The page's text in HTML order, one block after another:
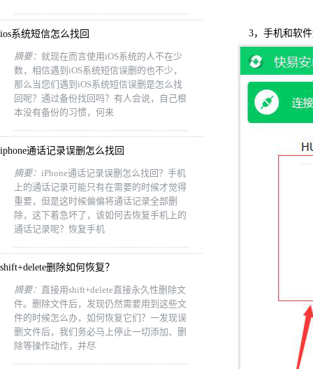
ios系统短信怎么找回
摘要： 就现在而言使用iOS系统的人不在少
数，相信遇到iOS系统短信误删的也不少，
那么当您们遇到iOS系统短信误删是怎么找
回呢？通过备份找回吗？有人会说，自己根
本没有备份的习惯，何来
iphone通话记录误删怎么找回
摘要： iPhone通话记录误删怎么找回？手机
上的通话记录可能只有在需要的时候才觉得
重要，但是这时候偏偏将通话记录全部删
除，这下着急坏了，该如何去恢复手机上的
通话记录呢？恢复手机
shift+delete删除如何恢复？
摘要： 直接用shift+delete直接永久性删除文
件。删除文件后，发现仍然需要用到这些文
件的时候怎么办，如何恢复它们？一发现误
删文件后，我们务必马上停止一切添加、删
除等操作动作，并尽
3，手机和软